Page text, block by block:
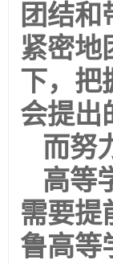
团结
紧密地
下，把
会提出
而努
高等
需要提
鲁高等